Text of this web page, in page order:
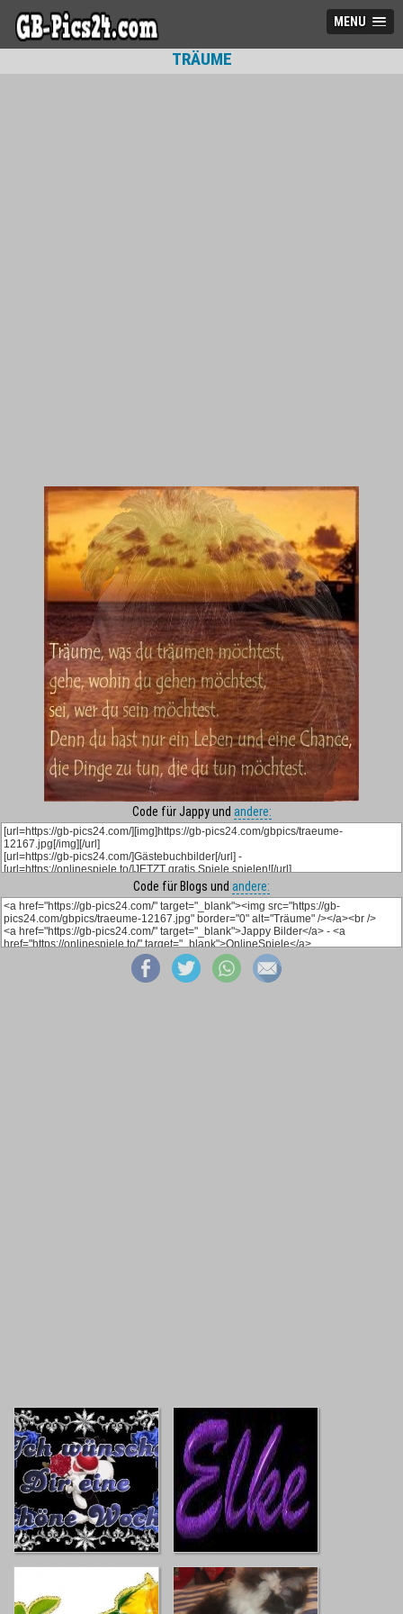
MENU
TRÄUME
Code für Jappy und andere:
Code für Blogs und andere: